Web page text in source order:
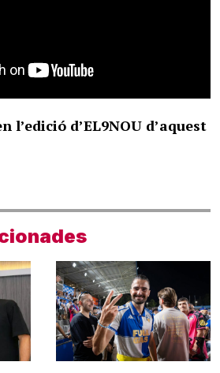
l’edició d’EL9NOU d’aquest